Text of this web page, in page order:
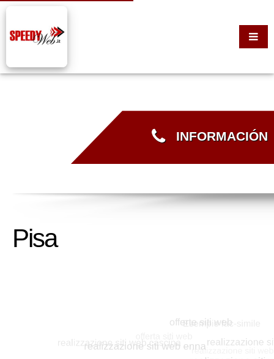
INFORMACIÓN
Pisa